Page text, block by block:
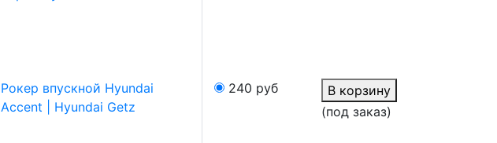
Рокер впускной Hyundai
Accent | Hyundai Getz
240 руб
В корзину
(под заказ)